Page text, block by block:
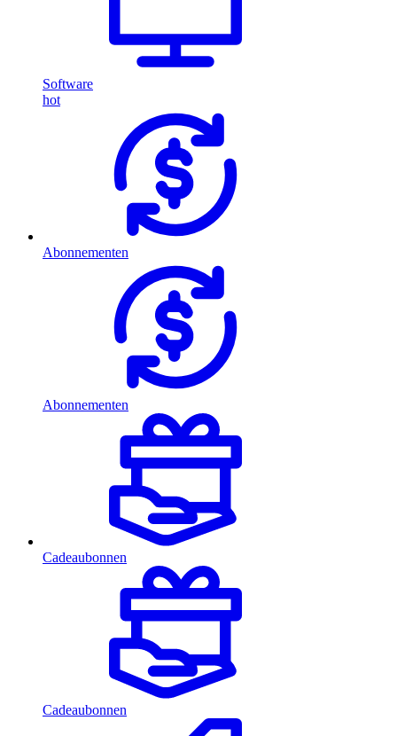
Software
hot
Abonnementen
Abonnementen
Cadeaubonnen
Cadeaubonnen